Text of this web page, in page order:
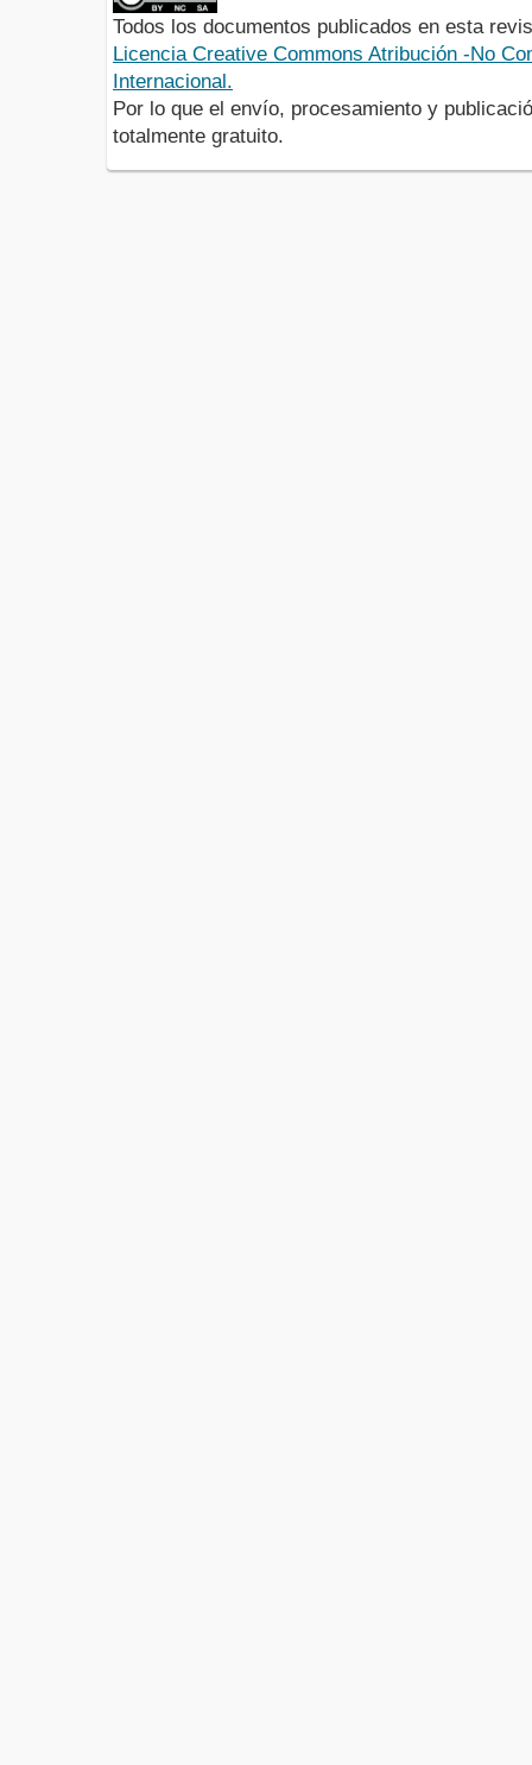
Todos los documentos publicados en esta
Licencia Creative Commons Atribución -No
Internacional.
Por lo que el envío, procesamiento y
totalmente gratuito.